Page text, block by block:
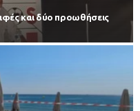
και δύο προωθήσεις